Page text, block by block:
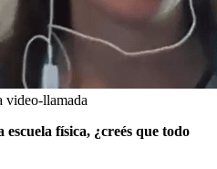
video-llamada
física, ¿creés que todo